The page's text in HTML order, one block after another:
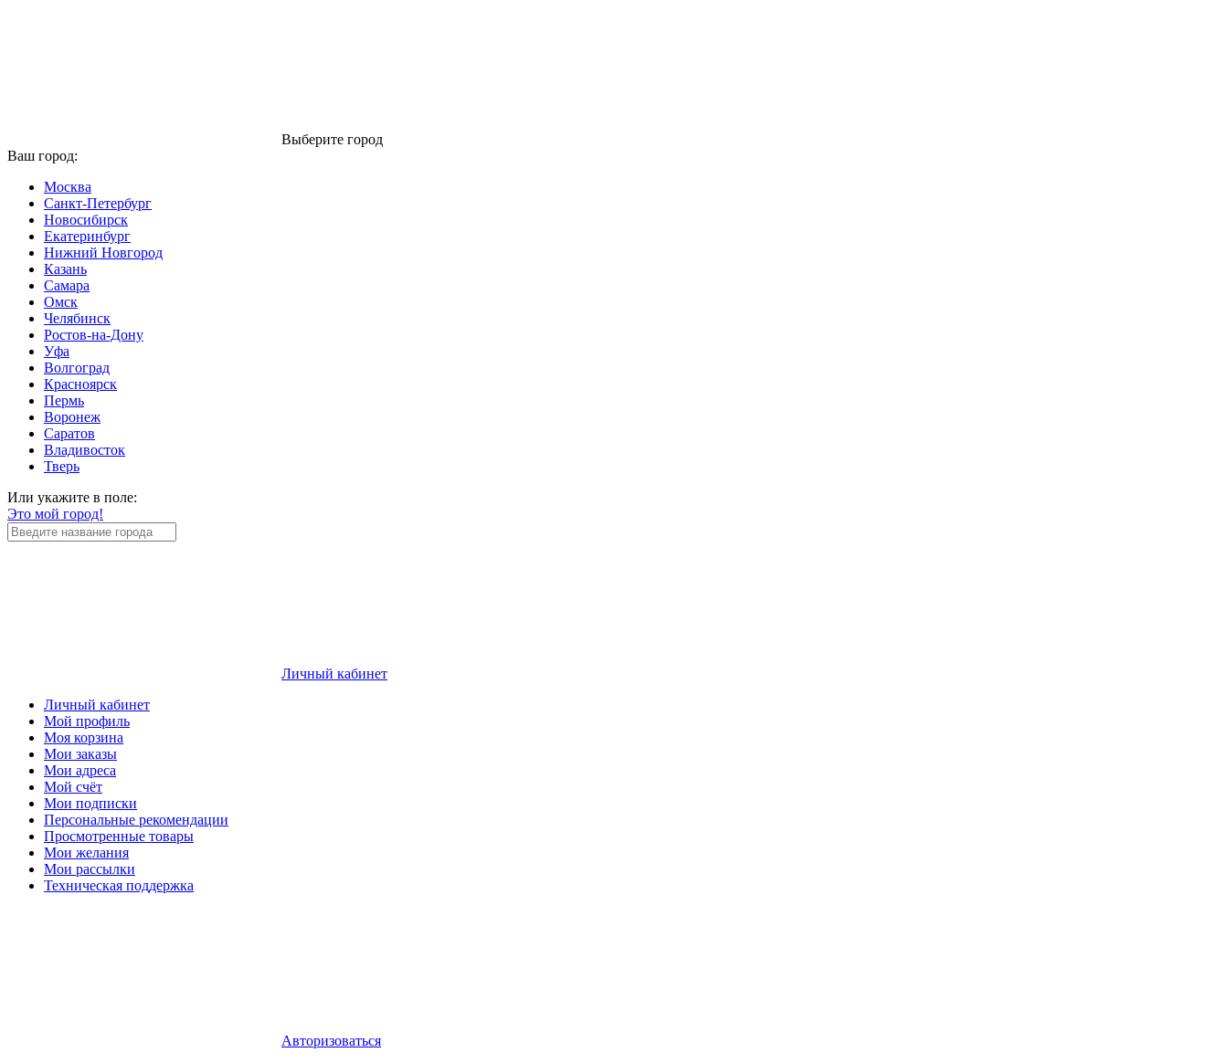
Выберите город
Ваш город:
Москва
Санкт-Петербург
Новосибирск
Екатеринбург
Нижний Новгород
Казань
Самара
Омск
Челябинск
Ростов-на-Дону
Уфа
Волгоград
Красноярск
Пермь
Воронеж
Саратов
Владивосток
Тверь
Или укажите в поле:
Это мой город!
Личный кабинет
Личный кабинет
Мой профиль
Моя корзина
Мои заказы
Мои адреса
Мой счёт
Мои подписки
Персональные рекомендации
Просмотренные товары
Мои желания
Мои рассылки
Техническая поддержка
Авторизоваться